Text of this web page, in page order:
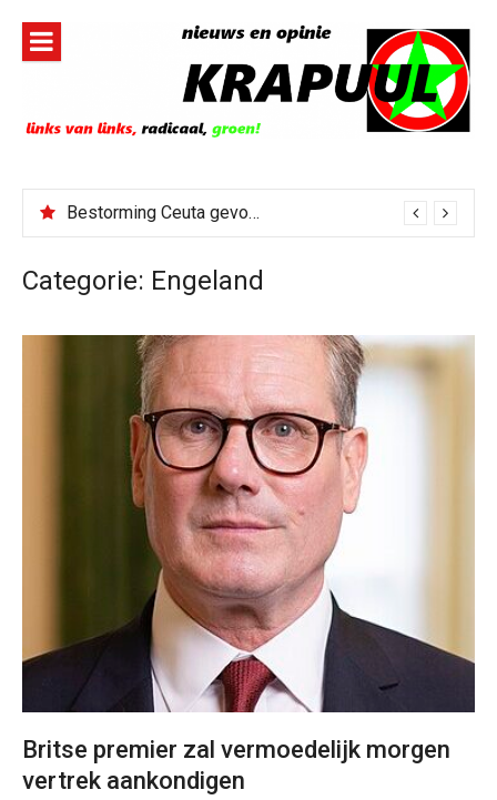
inhoud
Bestorming Ceuta gevolg van op sociale media verspreide hoax?
Categorie: Engeland
Britse premier zal vermoedelijk morgen
vertrek aankondigen